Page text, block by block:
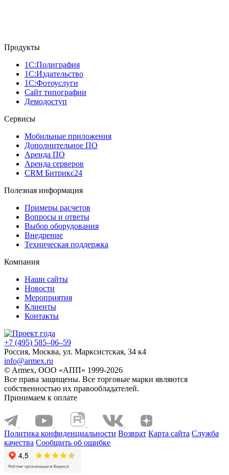
Продукты
1С:Полиграфия
1С:Издательство
1С:Фотоуслуги
Сайт типографии
Демодоступ
Сервисы
Мобильные приложения
Дополнительное ПО
Аренда ПО
Аренда серверов
CRM Битрикс24
Полезная информация
Примеры расчетов
Вопросы и ответы
Выбор оборудования
Внедрение
Техническая поддержка
Компания
Наши сайты
Новости
Мероприятия
Клиенты
Контакты
+7 (495) 585–06–59
Россия, Москва, ул. Марксистская, 34 к4
info@armex.ru
© Armex, ООО «АПП» 1999-2026
Все права защищены. Все торговые марки являются
собственностью их правообладателей.
Принимаем к оплате
Политика конфиденциальности Возврат Карта сайта Служба
качества Сообщить об ошибке